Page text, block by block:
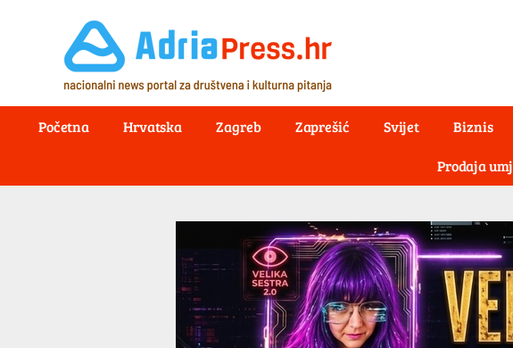
Početna Hrvatska Zagreb Zaprešić Svijet Biznis
Prodaja